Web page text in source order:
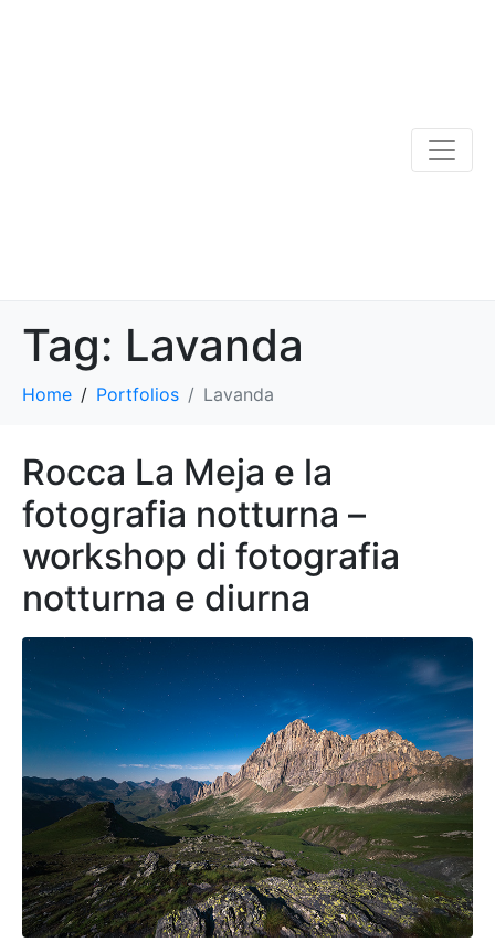
Tag: Lavanda
Home Portfolios Lavanda
Rocca La Meja e la
fotografia notturna –
workshop di fotografia
notturna e diurna